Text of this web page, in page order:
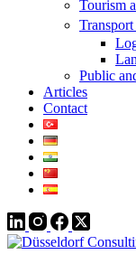
Tourism
Public
Articles
Contact